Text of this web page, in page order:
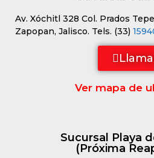
Av. Xóchitl 328 Col. Prados
Zapopan, Jalisco. Tels. (33)
Ver mapa de
Sucursal Playa
(Próxima